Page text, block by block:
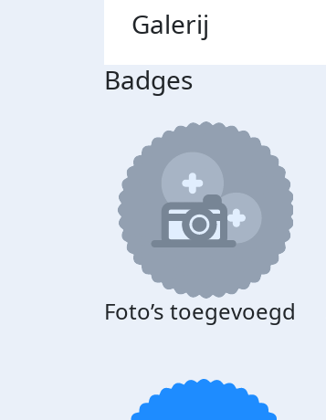
Galerij
Badges
Foto’s toegevoegd